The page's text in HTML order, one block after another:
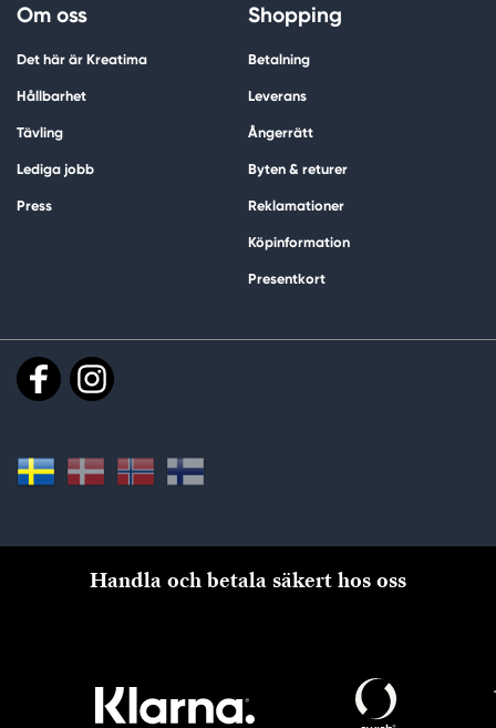
Om oss
Det här är Kreatima
Hållbarhet
Tävling
Lediga jobb
Press
Shopping
Betalning
Leverans
Ångerrätt
Byten & returer
Reklamationer
Köpinformation
Presentkort
Handla och betala säkert hos oss